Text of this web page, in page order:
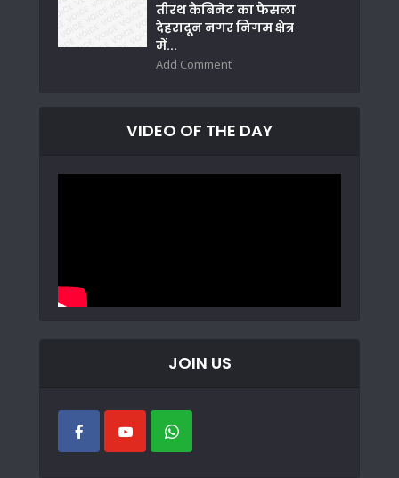
तीरथ कैबिनेट का फैसला
देहरादून नगर निगम क्षेत्र
में...
Add Comment
VIDEO OF THE DAY
JOIN US